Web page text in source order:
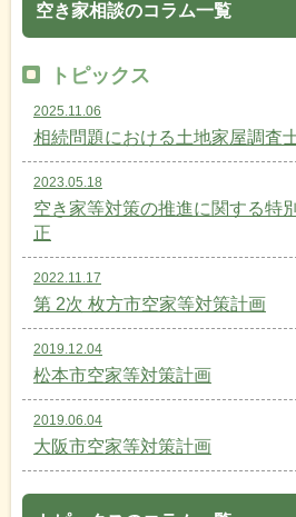
空き家相談のコラム一覧
トピックス
2025.11.06
相続問題における土地家屋調査
2023.05.18
空き家等対策の推進に関する特
正
2022.11.17
第 2次 枚方市空家等対策計画
2019.12.04
松本市空家等対策計画
2019.06.04
大阪市空家等対策計画